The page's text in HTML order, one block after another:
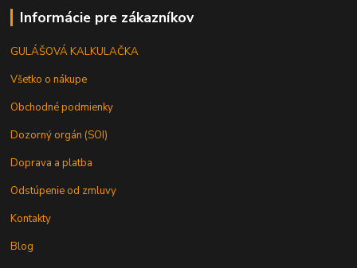
Informácie pre zákazníkov
GULÁŠOVÁ KALKULAČKA
Všetko o nákupe
Obchodné podmienky
Dozorný orgán (SOI)
Doprava a platba
Odstúpenie od zmluvy
Kontakty
Blog